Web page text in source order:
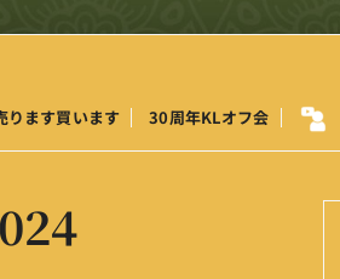
ります買います 30周年KLオフ会